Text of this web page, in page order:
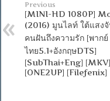
Previous
[MINI-HD 1080P]
(2016) มูนไลท์ ใต้แสง
คนฝันถึงความรัก [พากย์
ไทย5.1+อังกฤษDTS]
[SubThai+Eng] [MKV]
[ONE2UP] [Filefenix]